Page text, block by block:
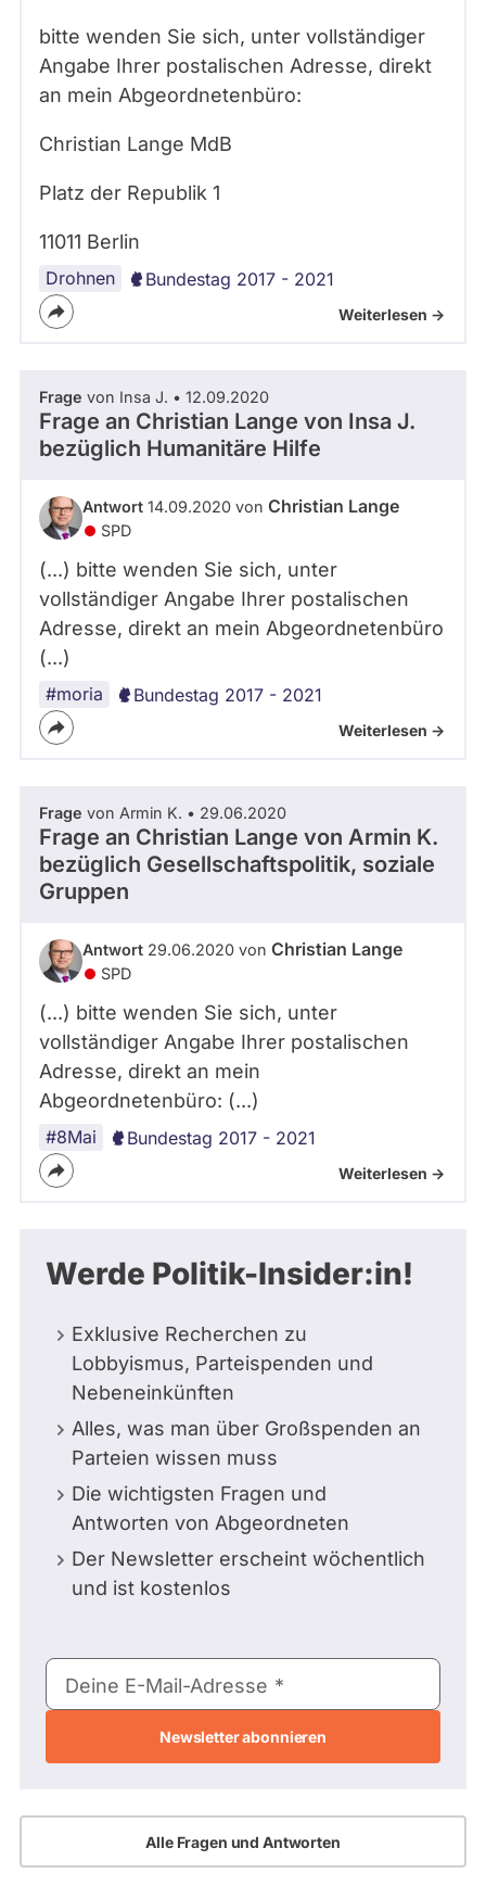
bitte wenden Sie sich, unter vollständiger
Angabe Ihrer postalischen Adresse, direkt
an mein Abgeordnetenbüro:
Christian Lange MdB
Platz der Republik 1
11011 Berlin
Drohnen Bundestag 2017 - 2021
Weiterlesen ->
Frage von Insa J. • 12.09.2020
Frage an Christian Lange von Insa J.
bezüglich Humanitäre Hilfe
Antwort 14.09.2020 von Christian Lange
SPD
(...) bitte wenden Sie sich, unter
vollständiger Angabe Ihrer postalischen
Adresse, direkt an mein Abgeordnetenbüro
(...)
#moria Bundestag 2017 - 2021
Weiterlesen ->
Frage von Armin K. • 29.06.2020
Frage an Christian Lange von Armin K.
bezüglich Gesellschaftspolitik, soziale
Gruppen
Antwort 29.06.2020 von Christian Lange
SPD
(...) bitte wenden Sie sich, unter
vollständiger Angabe Ihrer postalischen
Adresse, direkt an mein
Abgeordnetenbüro: (...)
#8Mai Bundestag 2017 - 2021
Weiterlesen ->
Werde Politik-Insider:in!
Exklusive Recherchen zu
Lobbyismus, Parteispenden und
Nebeneinkünften
Alles, was man über Großspenden an
Parteien wissen muss
Die wichtigsten Fragen und
Antworten von Abgeordneten
Der Newsletter erscheint wöchentlich
und ist kostenlos
E-
Mail-
Deine E-Mail-Adresse
Alle Fragen und Antworten